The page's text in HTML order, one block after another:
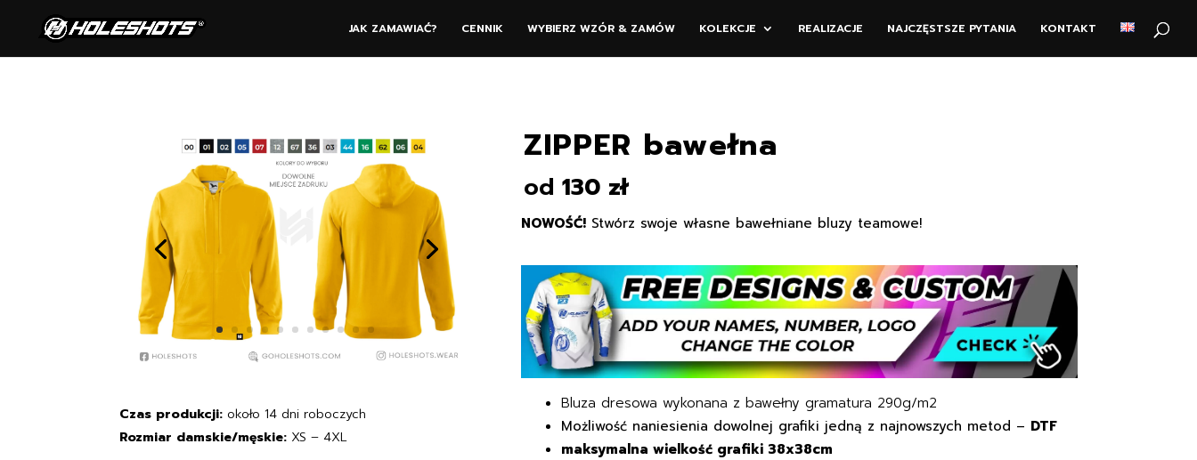
JAK ZAMAWIAĆ? CENNIK WYBIERZ WZÓR & ZAMÓW KOLEKCJE REALIZACJE NAJCZĘSTSZE PYTANIA KONTAKT
Czas produkcji: około 14 dni roboczych
Rozmiar damskie/męskie: XS – 4XL
ZIPPER bawełna
od 130 zł
NOWOŚĆ! Stwórz swoje własne bawełniane bluzy teamowe!
Bluza dresowa wykonana z bawełny gramatura 290g/m2
Możliwość naniesienia dowolnej grafiki jedną z najnowszych metod – DTF
maksymalna wielkość grafiki 38x38cm